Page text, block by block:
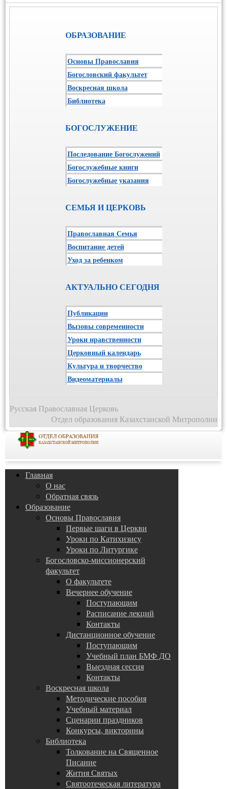
ОБРАЗОВАНИЕ
Основы Православия
Богословский факультет
Воскресная школа
Библиотека
БОГОСЛУЖЕНИЕ
Последование Богослужений
Богослужебные книги
Богослужебные указания
СЕМЬЯ И ЦЕРКОВЬ
Православная Семья
Воспитание детей
Уход за ребенком
АКТУАЛЬНО СЕГОДНЯ
Публикации
Вызовы современности
Уроки нравственности
Церковный календарь
Культура и творчество
Видеоматериалы
Русская Православная Церковь
Отдел образования Казахстанской Митрополии
Главная
О нас
Обратная связь
Образование
Основы Православия
Первые шаги в Церкви
Уроки по Катихизису
Уроки по Литургике
Богословско-миссионерский
факультет
О факультете
Вечернее обучение
Поступающим
Расписание лекций
Контакты
Дистанционное обучение
Поступающим
Учебный план БМФ ДО
Выездная сессия
Контакты
Воскресная школа
Методические пособия
Учебный материал
Сценарии праздников
Конкурсы, викторины
Библиотека
Толкование на Священное
Писание
Жития Святых
Святоотеческая литература